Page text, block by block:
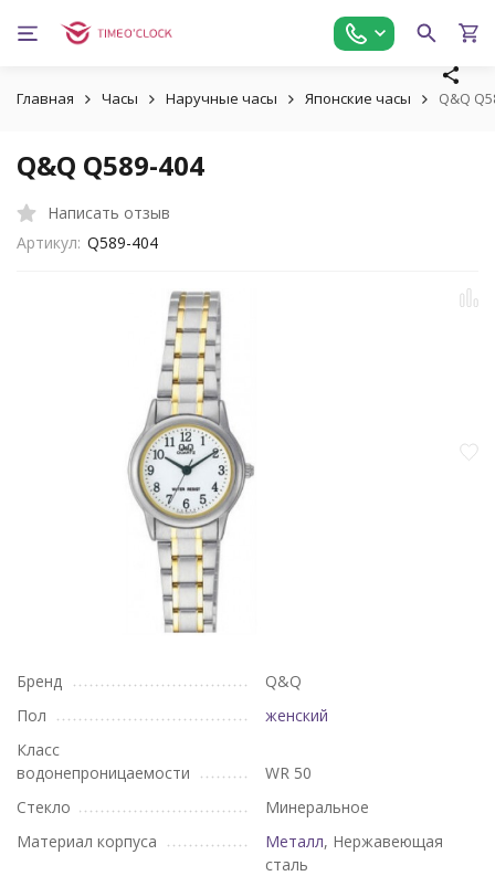
Главная Часы Наручные часы Японские часы Q&Q
Q&Q Q589-404
Написать отзыв
Артикул: Q589-404
Бренд
Q&Q
Пол
женский
Класс
водонепроницаемости
WR 50
Стекло
Минеральное
Материал корпуса
Металл, Нержавеющая
сталь